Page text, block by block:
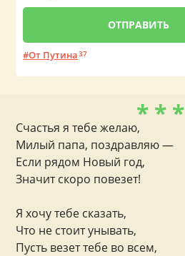
От Путина37
* * *
Счастья я тебе желаю,
Милый папа, поздравляю —
Если рядом Новый год,
Значит скоро повезет!
Я хочу тебе сказать,
Что не стоит унывать,
Пусть везет тебе во всем,